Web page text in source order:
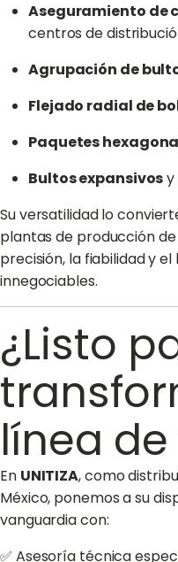
Aseguramiento de
centros de
Agrupación de
Flejado radial de
Paquetes
Bultos expansivosy
Su versatilidad lo
plantas de producción de
precisión, la fiabilidad y
innegociables.
¿Listo
línea
En UNITIZA, como
México, ponemos a su
vanguardia con:
✅ Asesoría técnica